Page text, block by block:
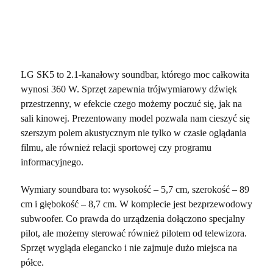
LG SK5 to 2.1-kanałowy soundbar, którego moc całkowita
wynosi 360 W. Sprzęt zapewnia trójwymiarowy dźwięk
przestrzenny, w efekcie czego możemy poczuć się, jak na
sali kinowej. Prezentowany model pozwala nam cieszyć się
szerszym polem akustycznym nie tylko w czasie oglądania
filmu, ale również relacji sportowej czy programu
informacyjnego.
Wymiary soundbara to: wysokość – 5,7 cm, szerokość – 89
cm i głębokość – 8,7 cm. W komplecie jest bezprzewodowy
subwoofer. Co prawda do urządzenia dołączono specjalny
pilot, ale możemy sterować również pilotem od telewizora.
Sprzęt wygląda elegancko i nie zajmuje dużo miejsca na
półce.